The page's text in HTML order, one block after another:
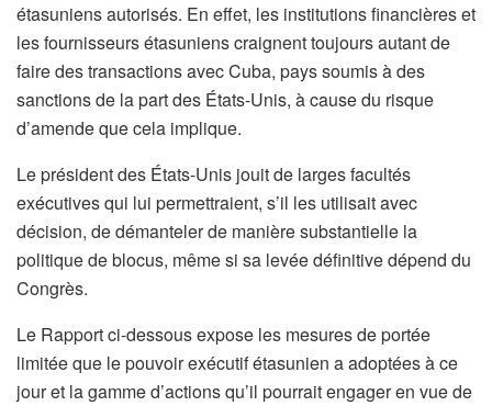
étasuniens autorisés. En effet, les institutions financières et
les fournisseurs étasuniens craignent toujours autant de
faire des transactions avec Cuba, pays soumis à des
sanctions de la part des États-Unis, à cause du risque
d’amende que cela implique.
Le président des États-Unis jouit de larges facultés
exécutives qui lui permettraient, s’il les utilisait avec
décision, de démanteler de manière substantielle la
politique de blocus, même si sa levée définitive dépend du
Congrès.
Le Rapport ci-dessous expose les mesures de portée
limitée que le pouvoir exécutif étasunien a adoptées à ce
jour et la gamme d’actions qu’il pourrait engager en vue de